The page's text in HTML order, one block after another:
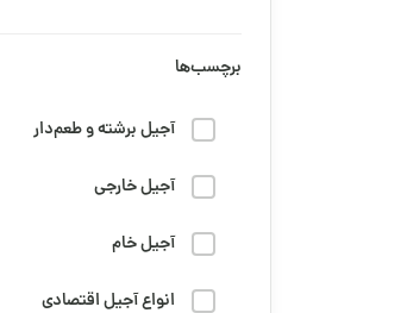
برچسب‌ها
آجیل برشته و طعم‌دار
آجیل خارجی
آجیل خام
انواع آجیل اقتصادی